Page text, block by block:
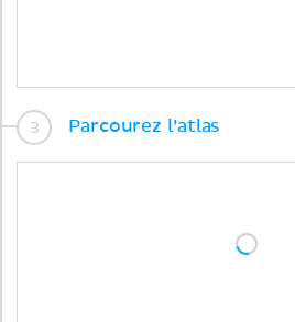
Parcourez l’atlas